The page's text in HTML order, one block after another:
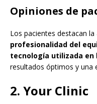
Opiniones de
Los pacientes destacan la
profesionalidad del
tecnología utilizada
resultados óptimos y una
2. Your Clinic